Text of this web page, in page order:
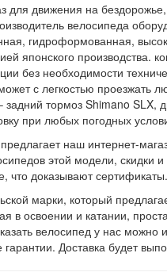
для движения на
велосипеда
гидроформованная,
японского производства.
без необходимости
с легкостью
задний тормоз Shimano
при любых погодных
наш интернет-
этой модели,
что доказывают сертификаты.
марки, который
в освоении и катании,
велосипед у нас
Доставка будет